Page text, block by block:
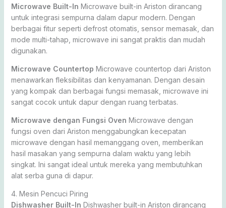
Microwave Built-In Microwave built-in Ariston dirancang
untuk integrasi sempurna dalam dapur modern. Dengan
berbagai fitur seperti defrost otomatis, sensor memasak, dan
mode multi-tahap, microwave ini sangat praktis dan mudah
digunakan.
Microwave Countertop Microwave countertop dari Ariston
menawarkan fleksibilitas dan kenyamanan. Dengan desain
yang kompak dan berbagai fungsi memasak, microwave ini
sangat cocok untuk dapur dengan ruang terbatas.
Microwave dengan Fungsi Oven Microwave dengan
fungsi oven dari Ariston menggabungkan kecepatan
microwave dengan hasil memanggang oven, memberikan
hasil masakan yang sempurna dalam waktu yang lebih
singkat. Ini sangat ideal untuk mereka yang membutuhkan
alat serba guna di dapur.
4. Mesin Pencuci Piring
Dishwasher Built-In Dishwasher built-in Ariston dirancang